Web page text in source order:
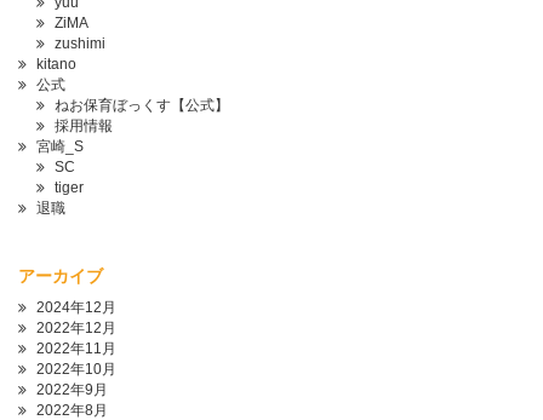
ZiMA
zushimi
kitano
公式
ねお保育ぼっくす【公式】
採用情報
宮崎_S
SC
tiger
退職
アーカイブ
2024年12月
2022年12月
2022年11月
2022年10月
2022年9月
2022年8月